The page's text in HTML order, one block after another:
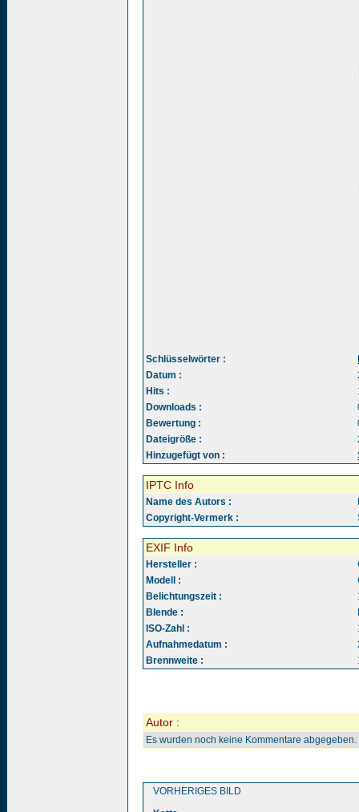
Schlüsselwörter :
Datum :
Hits :
Downloads :
Bewertung :
Dateigröße :
Hinzugefügt von :
IPTC Info
Name des Autors :
Copyright-Vermerk :
EXIF Info
Hersteller :
Modell :
Belichtungszeit :
Blende :
ISO-Zahl :
Aufnahmedatum :
Brennweite :
Autor :
Es wurden noch keine Kommentare abgegeben.
VORHERIGES BILD